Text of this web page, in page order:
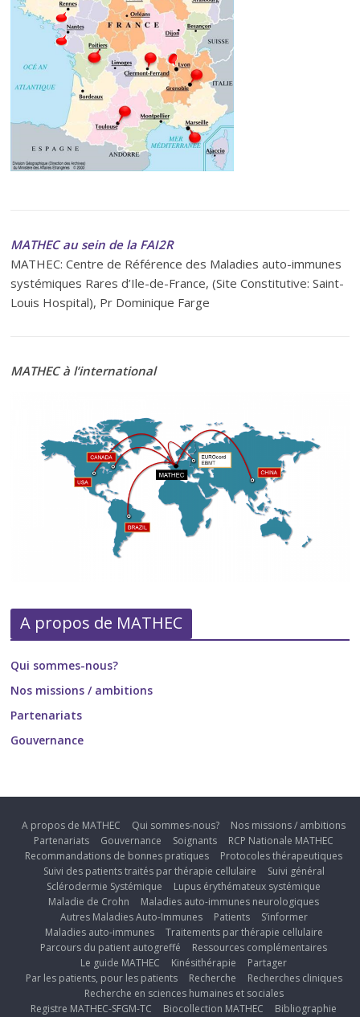
MATHEC au sein de la FAI2R
MATHEC: Centre de Référence des Maladies auto-immunes
systémiques Rares d’Ile-de-France, (Site Constitutive: Saint-
Louis Hospital), Pr Dominique Farge
MATHEC à l’international
A propos de MATHEC
Qui sommes-nous?
Nos missions / ambitions
Partenariats
Gouvernance
A propos de MATHEC Qui sommes-nous?
Nos missions / ambitions
Partenariats
Gouvernance Soignants
RCP Nationale MATHEC
Recommandations de bonnes pratiques
Protocoles thérapeutiques
Suivi des patients traités par thérapie cellulaire
Suivi général
Sclérodermie Systémique
Lupus érythémateux systémique
Maladie de Crohn
Maladies auto-immunes neurologiques
Autres Maladies Auto-Immunes
Patients
S’informer
Maladies auto-immunes
Traitements par thérapie cellulaire
Parcours du patient autogreffé
Ressources complémentaires
Le guide MATHEC
Kinésithérapie
Partager
Par les patients, pour les patients
Recherche
Recherches cliniques
Recherche en sciences humaines et sociales
Registre MATHEC-SFGM-TC
Biocollection MATHEC Bibliographie